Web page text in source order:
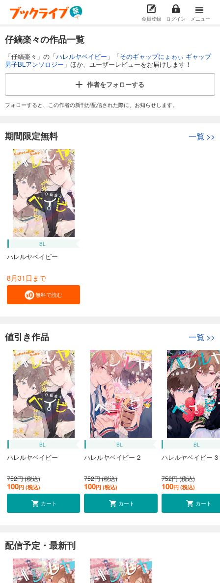
会員登録 ログイン メニュー
仔縞楽々の作品一覧
「仔縞楽々」の「ハレルヤベイビー 」「そのギャップにょゎぃ ギャップ
男子BLアンソロジー 」ほか、ユーザーレビューをお届けします！
作者をフォローする
フォローすると、この作者の新刊が配信された際に、お知らせします。
期間限定無料 一覧 >>
BL
ハレルヤベイビー
8月31日まで
無料で読む
値引き作品 一覧 >>
BL
ハレルヤベイビー
752円 (税込)
100円 (税込)
カート
BL
ハレルヤベイビー 2
752円 (税込)
100円 (税込)
カート
BL
ハレルヤベイビー 3
752円 (税込)
100円 (税込)
カート
配信予定・最新刊